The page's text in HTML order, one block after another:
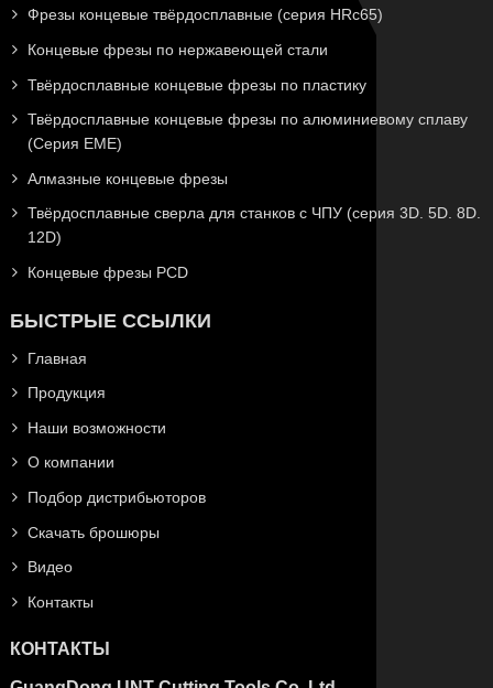
Фрезы концевые твёрдосплавные (серия HRc65)
Концевые фрезы по нержавеющей стали
Твёрдосплавные концевые фрезы по пластику
Твёрдосплавные концевые фрезы по алюминиевому сплаву
(Серия EME)
Алмазные концевые фрезы
Твёрдосплавные сверла для станков с ЧПУ (серия 3D. 5D. 8D.
12D)
Концевые фрезы PCD
БЫСТРЫЕ ССЫЛКИ
Главная
Продукция
Наши возможности
О компании
Подбор дистрибьюторов
Скачать брошюры
Видео
Контакты
КОНТАКТЫ